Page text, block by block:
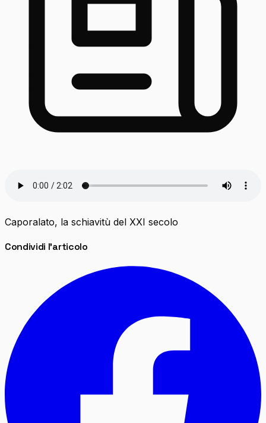
Caporalato, la schiavitù del XXI secolo
Condividi l'articolo